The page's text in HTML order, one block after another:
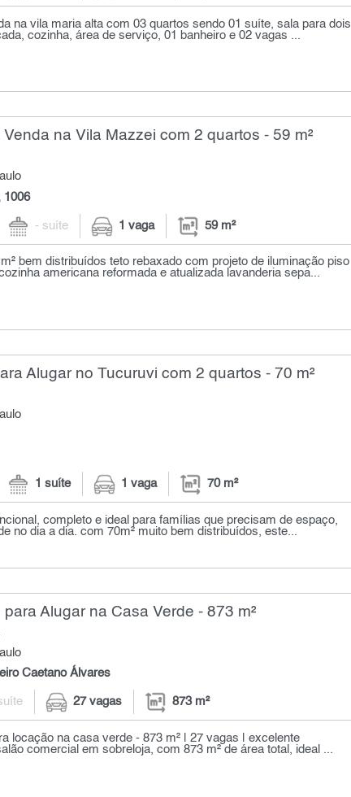
na vila maria alta com 03 quartos sendo 01 suíte, sala para dois
cozinha, área de serviço, 01 banheiro e 02 vagas ...
na Vila Mazzei com 2 quartos - 59 m²
1006
- suíte 1 vaga 59 m²
bem distribuídos teto rebaxado com projeto de iluminação piso
americana reformada e atualizada lavanderia sepa...
Alugar no Tucuruvi com 2 quartos - 70 m²
1 suíte 1 vaga 70 m²
completo e ideal para famílias que precisam de espaço,
no dia a dia. com 70m² muito bem distribuídos, este...
Alugar na Casa Verde - 873 m²
Caetano Álvares
27 vagas 873 m²
locação na casa verde - 873 m² | 27 vagas | excelente
comercial em sobreloja, com 873 m² de área total, ideal ...